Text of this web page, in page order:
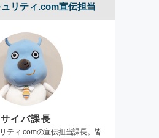
リティ.com宣伝担当
サイバ課長
ティ.comの宣伝担当課長。皆